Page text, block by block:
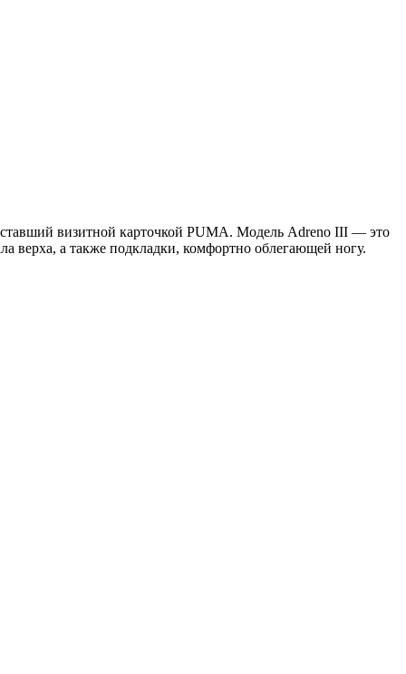
визитной карточкой PUMA. Модель Adreno III — это
верха, а также подкладки, комфортно облегающей ногу.